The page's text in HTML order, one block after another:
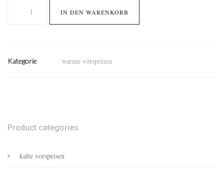
IN DEN WARENKORB
Kategorie warme vorspeisen
Product categories
kalte vorspeisen